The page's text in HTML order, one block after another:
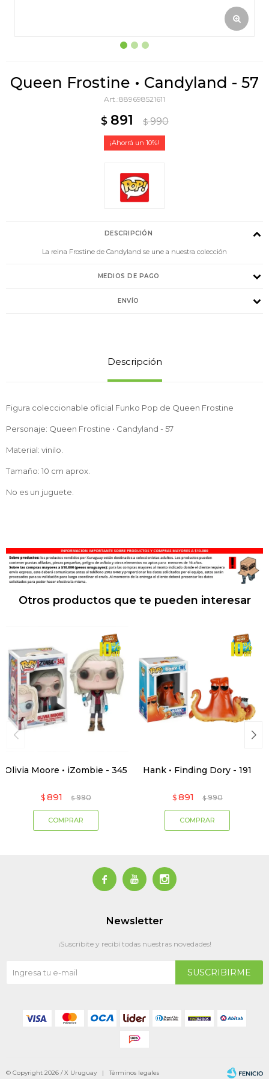
Queen Frostine • Candyland - 57
889698521611
$ 891 $ 990
10
DESCRIPCIÓN
La reina Frostine de Candyland se une a nuestra colección
MEDIOS DE PAGO
ENVÍO
Descripción
Figura coleccionable oficial Funko Pop de Queen Frostine
Personaje: Queen Frostine • Candyland - 57
Material: vinilo.
Tamaño: 10 cm aprox.
No es un juguete.
Otros productos que te pueden interesar
Olivia Moore • iZombie - 345
$ 891 $ 990
Hank • Finding Dory - 191
$ 891 $ 990
  
Newsletter
¡Suscribite y recibí todas nuestras novedades!
SUSCRIBIRME
© Copyright 2026 / X Uruguay |Términos legales